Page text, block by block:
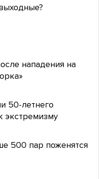
нападения на
50-летнего
экстремизму
500 пар поженятся